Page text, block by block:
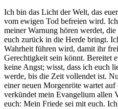
Ich bin das Licht der Welt, das
vom ewigen Tod befreien wird.
meiner Warnung hören werdet,
euch zurück in die Herde bringt.
Wahrheit führen wird, damit ihr
Gerechtigkeit sein könnt. Bereitet
keine Angst; wisst, dass ich euch
werde, bis die Zeit vollendet ist.
einer neuen Morgenröte wartet
verkündet mein Evangelium allen
euch: Mein Friede sei mit euch.